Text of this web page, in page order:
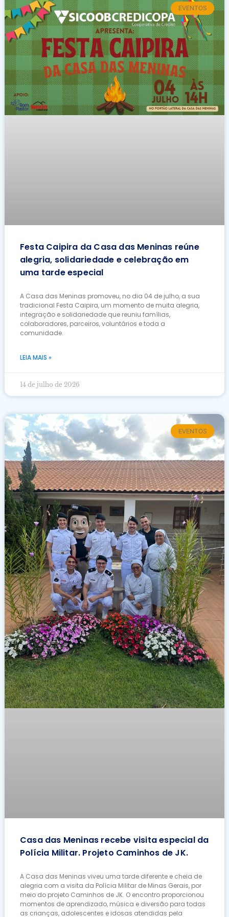
EVENTOS
Festa Caipira da Casa das Meninas reúne
alegria, solidariedade e celebração em
uma tarde especial
A Casa das Meninas promoveu, no dia 04 de julho, a sua
tradicional Festa Caipira, um momento de muita alegria,
integração e solidariedade que reuniu famílias,
colaboradores, parceiros, voluntários e toda a
comunidade.
LEIA MAIS »
14 de julho de 2026
EVENTOS
Casa das Meninas recebe visita especial da
Polícia Militar. Projeto Caminhos de JK.
A Casa das Meninas viveu uma tarde diferente e cheia de
alegria com a visita da Polícia Militar de Minas Gerais, por
meio do projeto Caminhos de JK. O encontro proporcionou
momentos de aprendizado, música e diversão para todas
as crianças, adolescentes e idosas atendidas pela